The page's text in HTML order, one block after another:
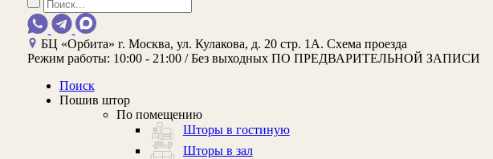
БЦ «Орбита» г. Москва, ул. Кулакова, д. 20 стр. 1А. Схема проезда
Режим работы: 10:00 - 21:00 / Без выходных ПО ПРЕДВАРИТЕЛЬНОЙ ЗАПИСИ
Поиск
Пошив штор
По помещению
Шторы в гостиную
Шторы в зал